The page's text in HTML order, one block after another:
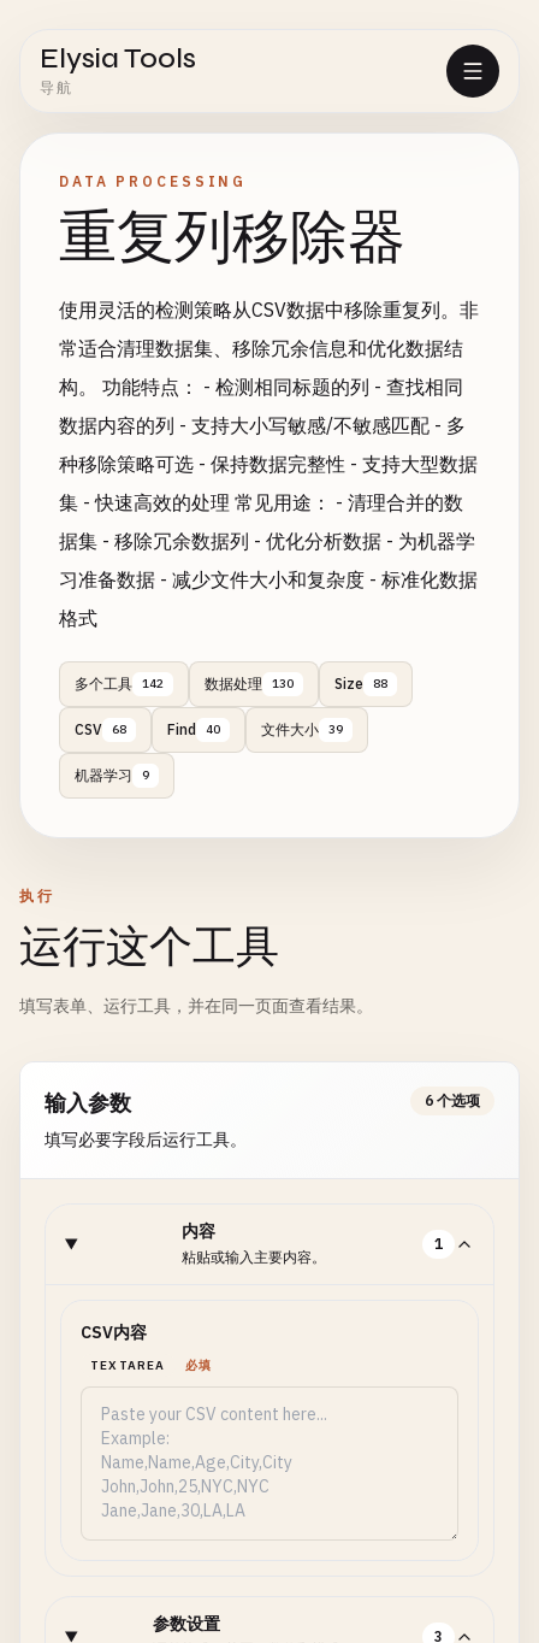
Elysia Tools
导航
DATA PROCESSING
重复列移除器
使用灵活的检测策略从CSV数据中移除重复列。非
常适合清理数据集、移除冗余信息和优化数据结
构。 功能特点： - 检测相同标题的列 - 查找相同
数据内容的列 - 支持大小写敏感/不敏感匹配 - 多
种移除策略可选 - 保持数据完整性 - 支持大型数据
集 - 快速高效的处理 常见用途： - 清理合并的数
据集 - 移除冗余数据列 - 优化分析数据 - 为机器学
习准备数据 - 减少文件大小和复杂度 - 标准化数据
格式
多个工具 142 数据处理 130 Size 88
CSV 68 Find 40 文件大小 39
机器学习 9
执行
运行这个工具
填写表单、运行工具，并在同一页面查看结果。
输入参数
填写必要字段后运行工具。
6 个选项
内容
粘贴或输入主要内容。
1
CSV内容
TEXTAREA 必填
参数设置
3